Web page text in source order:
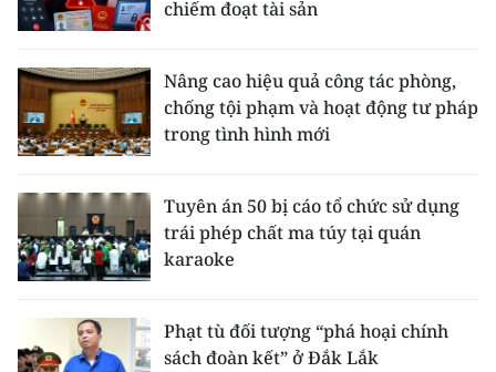
chiếm đoạt tài sản
Nâng cao hiệu quả công tác phòng,
chống tội phạm và hoạt động tư pháp
trong tình hình mới
Tuyên án 50 bị cáo tổ chức sử dụng
trái phép chất ma túy tại quán
karaoke
Phạt tù đối tượng “phá hoại chính
sách đoàn kết” ở Đắk Lắk